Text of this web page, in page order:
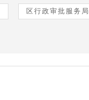
区行政审批服务局